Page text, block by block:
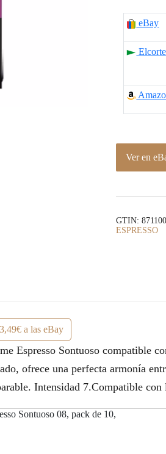
e
c
o
o
i
n
:
4
,
eBay
Ver en
GTIN:
ESPRESSO
3,49€ a las eBay
Espresso Sontuoso compatible
ofrece una perfecta armonía
Intensidad 7.Compatible con
Sontuoso 08, pack de 10,